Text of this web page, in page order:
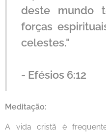
deste mundo
forças
celestes."
- Efésios 6:12
Meditação:
A vida cristã é